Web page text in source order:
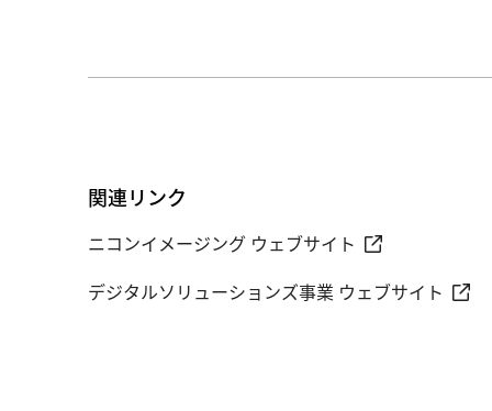
関連リンク
ニコンイメージング ウェブサイト
デジタルソリューションズ事業 ウェブサイト